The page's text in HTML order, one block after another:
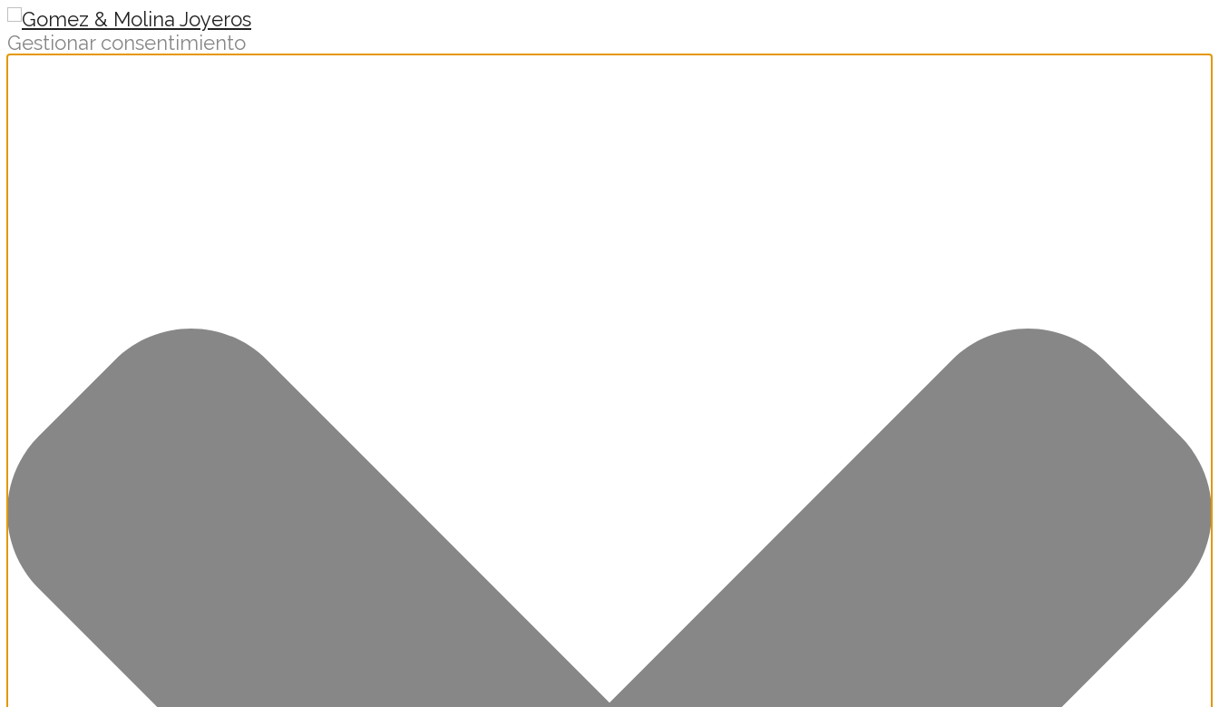
Gestionar consentimiento